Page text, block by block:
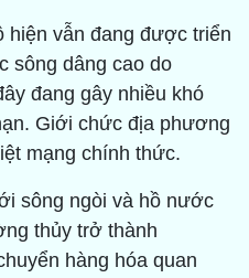
hiện vẫn đang được triển
sông dâng cao do
đang gây nhiều khó
Giới chức địa phương
mạng chính thức.
sông ngòi và hồ nước
thủy trở thành
hàng hóa quan